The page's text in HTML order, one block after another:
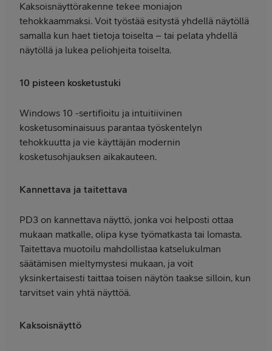
Kaksoisnäyttörakenne tekee moniajon
tehokkaammaksi. Voit työstää esitystä yhdellä näytöllä
samalla kun haet tietoja toiselta – tai pelata yhdellä
näytöllä ja lukea peliohjeita toiselta.
10 pisteen kosketustuki
Windows 10 -sertifioitu ja intuitiivinen
kosketusominaisuus parantaa työskentelyn
tehokkuutta ja vie käyttäjän modernin
kosketusohjauksen aikakauteen.
Kannettava ja taitettava
PD3 on kannettava näyttö, jonka voi helposti ottaa
mukaan matkalle, olipa kyse työmatkasta tai lomasta.
Taitettava muotoilu mahdollistaa katselukulman
säätämisen mieltymystesi mukaan, ja voit
yksinkertaisesti taittaa toisen näytön taakse silloin, kun
tarvitset vain yhtä näyttöä.
Kaksoisnäyttö